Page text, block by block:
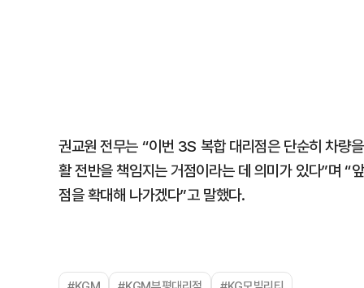
권교원 전무는 “이번 3S 복합 대리점은 단순히 차량
활 전반을 책임지는 거점이라는 데 의미가 있다”며 “
점을 확대해 나가겠다”고 말했다.